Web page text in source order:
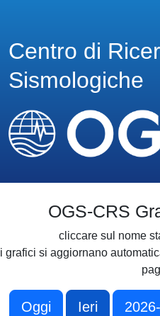
Centro di
Sismologiche
OGS-CRS
cliccare sul nome
i grafici si aggiornano
Oggi Ieri